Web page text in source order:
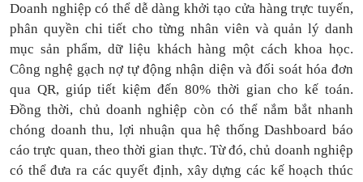
Doanh nghiệp có thể dễ dàng khởi tạo cửa hàng trực tuyến,
phân quyền chi tiết cho từng nhân viên và quản lý danh
mục sản phẩm, dữ liệu khách hàng một cách khoa học.
Công nghệ gạch nợ tự động nhận diện và đối soát hóa đơn
qua QR, giúp tiết kiệm đến 80% thời gian cho kế toán.
Đồng thời, chủ doanh nghiệp còn có thể nắm bắt nhanh
chóng doanh thu, lợi nhuận qua hệ thống Dashboard báo
cáo trực quan, theo thời gian thực. Từ đó, chủ doanh nghiệp
có thểđưa ra các quyết định, xây dựng các kế hoạch thúc